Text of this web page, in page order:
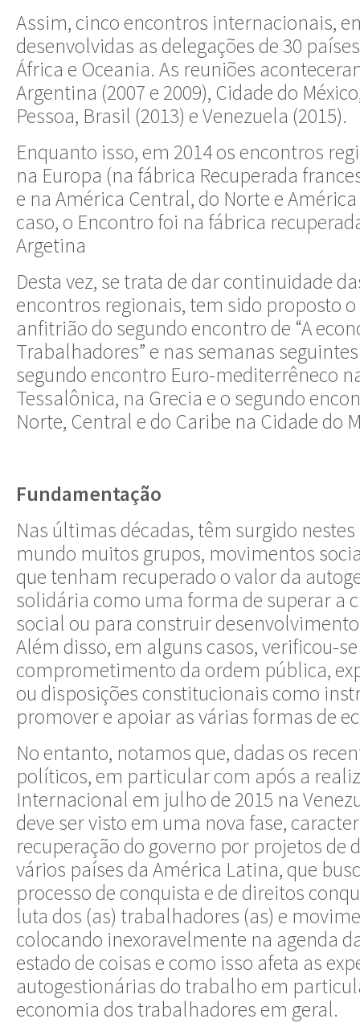
Assim, cinco encontros internacionais,
desenvolvidas as delegações de 30
África e Oceania. As reuniões
Argentina (2007 e 2009), Cidade do
Pessoa, Brasil (2013) e Venezuela (2015).
Enquanto isso, em 2014 os encontros
na Europa (na fábrica Recuperada
e na América Central, do Norte e
caso, o Encontro foi na fábrica
Argetina
Desta vez, se trata de dar continuidade
encontros regionais, tem sido proposto
anfitrião do segundo encontro de “A
Trabalhadores” e nas semanas
segundo encontro Euro-mediterrêneco
Tessalônica, na Grecia e o segundo
Norte, Central e do Caribe na Cidade do
Fundamentação
Nas últimas décadas, têm surgido
mundo muitos grupos, movimentos
que tenham recuperado o valor da
solidária como uma forma de superar a
social ou para construir
Além disso, em alguns casos, verificou-
comprometimento da ordem pública,
ou disposições constitucionais como
promover e apoiar as várias formas de
No entanto, notamos que, dadas os
políticos, em particular com após a
Internacional em julho de 2015 na
deve ser visto em uma nova fase,
recuperação do governo por projetos de
vários países da América Latina, que
processo de conquista e de direitos
luta dos (as) trabalhadores (as) e
colocando inexoravelmente na agenda
estado de coisas e como isso afeta as
autogestionárias do trabalho em
economia dos trabalhadores em geral.